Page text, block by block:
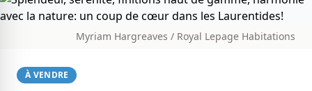
Myriam Hargreaves / Royal Lepage Habitations
À VENDRE